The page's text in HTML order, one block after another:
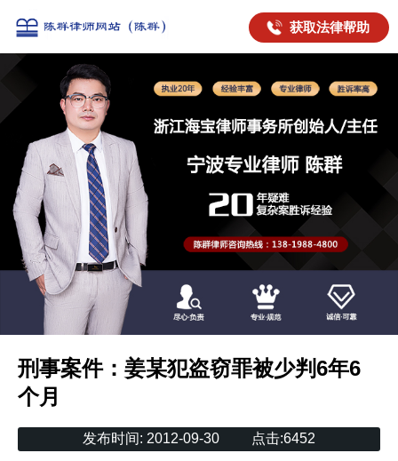
获取法律帮助
刑事案件：姜某犯盗窃罪被少判6年6
个月
发布时间: 2012-09-30 点击:6452